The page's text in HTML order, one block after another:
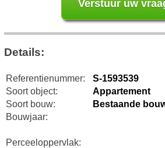
Details:
Referentienummer:
S-1593539
Soort object:
Appartement
Soort bouw:
Bestaande
Bouwjaar:
Perceeloppervlak: